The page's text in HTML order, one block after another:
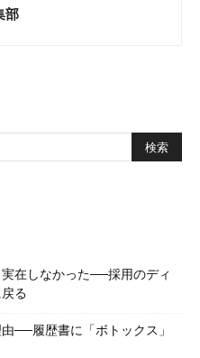
部
在しなかった──採用のディ
る
──履歴書に「ボトックス」